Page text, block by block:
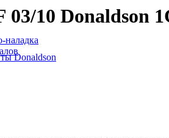
наладка
10 Donaldson
Donaldson